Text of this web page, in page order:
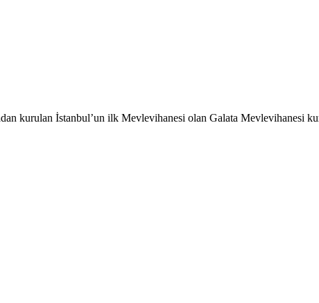
kurulan İstanbul’un ilk Mevlevihanesi olan Galata Mevlevihanesi